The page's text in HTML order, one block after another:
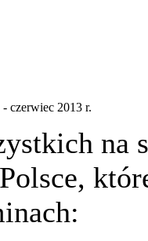
czerwiec 2013 r.
na